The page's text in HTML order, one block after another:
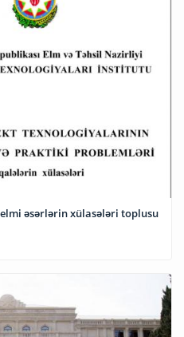
əsərlərin xülasələri toplusu